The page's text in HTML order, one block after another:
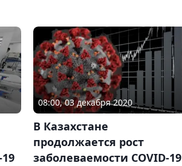
08:00, 03 декабря 2020
В Казахстане
продолжается рост
заболеваемости COVID-19